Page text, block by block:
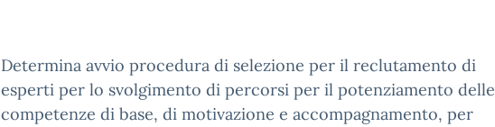
Determina avvio procedura di selezione per il reclutamento di
esperti per lo svolgimento di percorsi per il potenziamento delle
competenze di base, di motivazione e accompagnamento, per